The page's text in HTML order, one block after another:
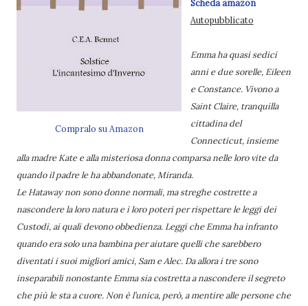
Compralo su Amazon
Scheda amazon
Autopubblicato
Emma ha quasi sedici
anni e due sorelle, Eileen
e Constance. Vivono a
Saint Claire, tranquilla
cittadina del
Connecticut, insieme
alla madre Kate e alla misteriosa donna comparsa nelle loro vite da
quando il padre le ha abbandonate, Miranda.
Le Hataway non sono donne normali, ma streghe costrette a
nascondere la loro natura e i loro poteri per rispettare le leggi dei
Custodi, ai quali devono obbedienza. Leggi che Emma ha infranto
quando era solo una bambina per aiutare quelli che sarebbero
diventati i suoi migliori amici, Sam e Alec. Da allora i tre sono
inseparabili nonostante Emma sia costretta a nascondere il segreto
che più le sta a cuore. Non è l’unica, però, a mentire alle persone che